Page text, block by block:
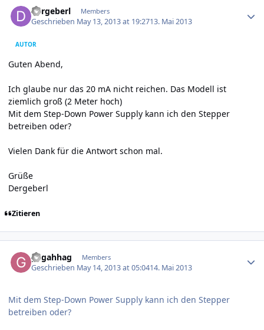
dergeberl Members
Geschrieben May 13, 2013 at 19:2713. Mai 2013
AUTOR
Guten Abend,
Ich glaube nur das 20 mA nicht reichen. Das Modell ist
ziemlich groß (2 Meter hoch)
Mit dem Step-Down Power Supply kann ich den Stepper
betreiben oder?
Vielen Dank für die Antwort schon mal.
Grüße
Dergeberl
Zitieren
gagahhag Members
Geschrieben May 14, 2013 at 05:0414. Mai 2013
Mit dem Step-Down Power Supply kann ich den Stepper
betreiben oder?